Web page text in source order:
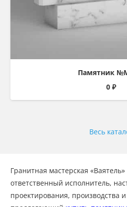
Памятник
0 ₽
Весь
Гранитная мастерская
ответственный исполнитель,
проектирования, производства